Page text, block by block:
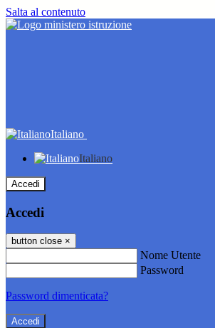
Salta al contenuto
Italiano
Italiano
Accedi
Accedi
button close ×
Nome Utente
Password
Password dimenticata?